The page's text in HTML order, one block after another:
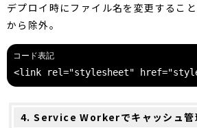
デプロイ時にファイル名を変更するこ
から除外。
<link rel="stylesheet"
4. Service Workerでキャッシュ管